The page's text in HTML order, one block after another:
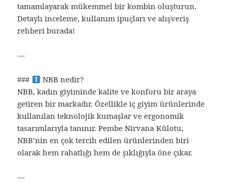
tamamlayarak mükemmel bir kombin oluşturun.
Detaylı inceleme, kullanım ipuçları ve alışveriş
rehberi burada!
—
###
NBB nedir?
NBB, kadın giyiminde kalite ve konforu bir araya
getiren bir markadır. Özellikle iç giyim ürünlerinde
kullanılan teknolojik kumaşlar ve ergonomik
tasarımlarıyla tanınır. Pembe Nirvana Külotu,
NBB’nin en çok tercih edilen ürünlerinden biri
olarak hem rahatlığı hem de şıklığıyla öne çıkar.
—